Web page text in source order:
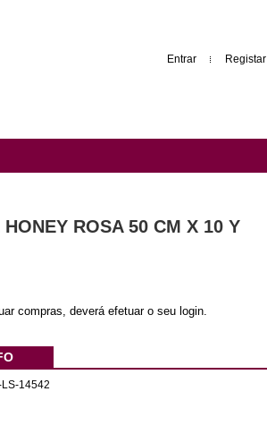
Entrar Registar
HONEY ROSA 50 CM X 10 Y
compras, deverá efetuar o seu login.
14542